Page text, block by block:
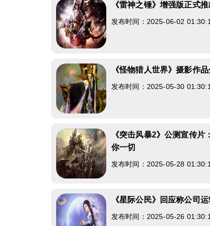
《雷神之锤》增强版正式
发布时间：2025-06-02
《怪物猎人世界》摄影作
发布时间：2025-05-30
《突击风暴2》公测宣传
你一切
发布时间：2025-05-28
《星际公民》回应称公司
发布时间：2025-05-26